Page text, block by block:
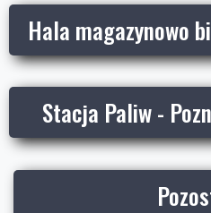
Hala magazynowo
Stacja Paliw -